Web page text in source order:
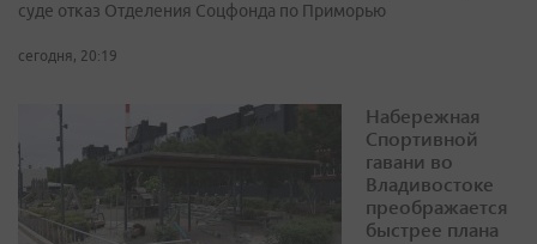
суде отказ Отделения Соцфонда по Приморью
сегодня, 20:19
Набережная
Спортивной
гавани во
Владивостоке
преображается
быстрее плана